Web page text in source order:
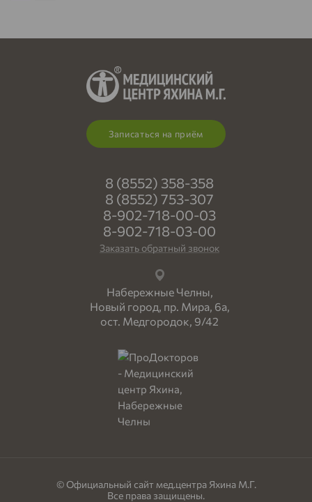
Записаться на приём
8 (8552) 358-358
8 (8552) 753-307
8-902-718-00-03
8-902-718-03-00
Заказать обратный звонок
Набережные Челны,
Новый город, пр. Мира, 6а,
ост. Медгородок, 9/42
© Официальный сайт мед.центра Яхина М.Г.
Все права защищены.